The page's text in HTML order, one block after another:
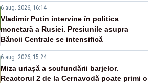
6 aug. 2026, 16:14
Vladimir Putin intervine în politica
monetară a Rusiei. Presiunile asupra
Băncii Centrale se intensifică
6 aug. 2026, 15:24
Miza uriașă a scufundării barjelor.
Reactorul 2 de la Cernavodă poate primi o